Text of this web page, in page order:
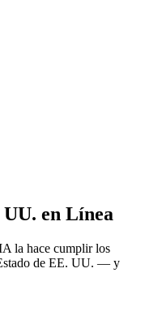
en Línea
la hace cumplir los
de EE. UU. — y